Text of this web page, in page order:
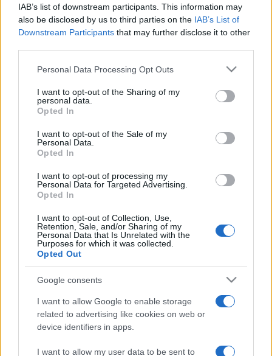
IAB’s list of downstream participants. This information may
also be disclosed by us to third parties on the IAB’s List of
Downstream Participants that may further disclose it to other
Please note that this website/app uses one or more Google
not limited to your visit or usage behaviour. You may click to
grant or deny consent to Google and its third-party tags to
use your data for below specified purposes in below Google
consent section.
Personal Data Processing Opt Outs
I want to opt-out of the Sharing of my
personal data.
Opted In
I want to opt-out of the Sale of my
Personal Data.
Opted In
I want to opt-out of processing my
Personal Data for Targeted Advertising.
Opted In
I want to opt-out of Collection, Use,
Retention, Sale, and/or Sharing of my
Personal Data that Is Unrelated with the
Purposes for which it was collected.
Opted Out
Google consents
I want to allow Google to enable storage
related to advertising like cookies on web or
device identifiers in apps.
I want to allow my user data to be sent to
pikniket tartanak a Zeneakadémia előtt – hírösszefoglalónk.
Dobszay-Meskó Ilona: Elvettük a
gyerekektől a zenét
Dobszay-Meskó Ilona Erkel Ferenc-díjas zeneszerzővel és
karmesterrel beszélgettünk arról, miért létfontosságú a
muzsika, és miért biztos abban, hogy nem csak diplomás
előadóművészek értik a 21. században születő
zeneműveket.
PROGRAM
Pilinszky egyenes labirintusát is
bejárhatjuk ezen a virágvasárnapi
koncerten
A Magyar Nemzeti Férfikar április 13-án este egy különleges
koncerttel nyitja meg a húsvéti időszakot a Pesti Vigadó
dísztermében. A Danubia Zenekar közreműködésével
megvalósuló hangverseny a béke, az élet és a halál
misztériumát járja körül, különleges zenei élményt nyújtva a